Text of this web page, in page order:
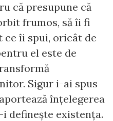
că presupune că
frumos, să îi fi
ce îi spui, oricât de
el este de
Sigur i-ai spus
înțelegerea
definește existența.